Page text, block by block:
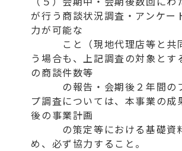
が行う商談状況調査・アンケー
力が可能な
こと（現地代理店等と共
う場合も、上記調査の対象とす
の商談件数等
の報告・会期後２年間の
プ調査については、本事業の成
後の事業計画
の策定等における基礎資
め、必ず協力すること。